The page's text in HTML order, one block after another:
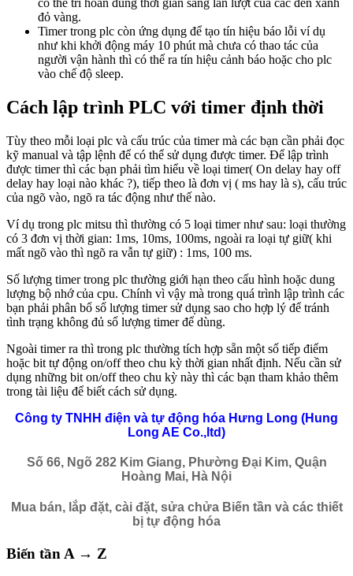
đỏ vàng.
Timer trong plc còn ứng dụng để tạo tín hiệu báo lỗi ví dụ
như khi khởi động máy 10 phút mà chưa có thao tác của
người vận hành thì có thể ra tín hiệu cảnh báo hoặc cho plc
vào chế độ sleep.
Cách lập trình PLC với timer định thời
Tùy theo mỗi loại plc và cấu trúc của timer mà các bạn cần phải đọc
kỹ manual và tập lệnh để có thể sử dụng được timer. Để lập trình
được timer thì các bạn phải tìm hiểu về loại timer( On delay hay off
delay hay loại nào khác ?), tiếp theo là đơn vị ( ms hay là s), cấu trúc
của ngõ vào, ngõ ra tác động như thế nào.
Ví dụ trong plc mitsu thì thường có 5 loại timer như sau: loại thường
có 3 đơn vị thời gian: 1ms, 10ms, 100ms, ngoài ra loại tự giữ( khi
mất ngõ vào thì ngõ ra vẫn tự giữ) : 1ms, 100 ms.
Số lượng timer trong plc thường giới hạn theo cấu hình hoặc dung
lượng bộ nhớ của cpu. Chính vì vậy mà trong quá trình lập trình các
bạn phải phân bổ số lượng timer sử dụng sao cho hợp lý để tránh
tình trạng không đủ số lượng timer để dùng.
Ngoài timer ra thì trong plc thường tích hợp sẵn một số tiếp điểm
hoặc bit tự động on/off theo chu kỳ thời gian nhất định. Nếu cần sử
dụng những bit on/off theo chu kỳ này thì các bạn tham khảo thêm
trong tài liệu để biết cách sử dụng.
Công ty TNHH điện và tự động hóa Hưng Long (Hung
Long AE Co.,ltd)
Số 66, Ngõ 282 Kim Giang, Phường Đại Kim, Quận
Hoàng Mai, Hà Nội
Mua bán, lắp đặt, cài đặt, sửa chửa Biến tần và các thiết
bị tự động hóa
Biến tần A → Z